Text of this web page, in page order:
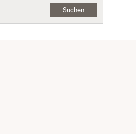
Suchen